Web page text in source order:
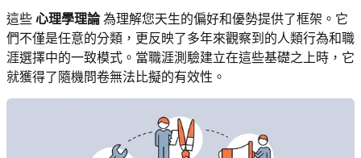
這些 心理學理論為理解您天生的偏好和優勢提供了框架。它
們不僅是任意的分類，更反映了多年來觀察到的人類行為和職
涯選擇中的一致模式。當職涯測驗建立在這些基礎之上時，它
就獲得了隨機問卷無法比擬的有效性。